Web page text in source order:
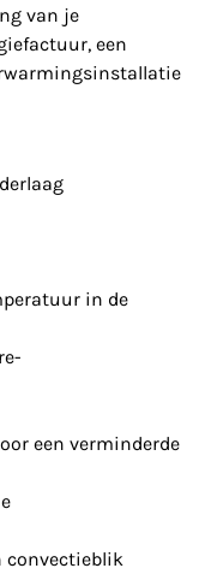
van je
een
in de
een verminderde
convectieblik